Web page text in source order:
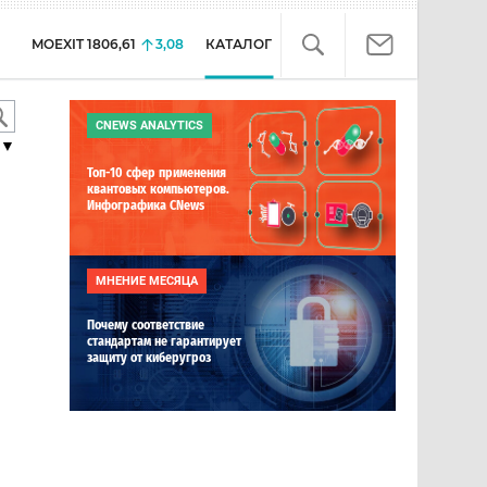
MOEXIT 1806,61 3,08 КАТАЛОГ
CNEWS ANALYTICS
Топ-10 сфер применения
квантовых компьютеров.
Инфографика CNews
МНЕНИЕ МЕСЯЦА
Почему соответствие
стандартам не гарантирует
защиту от киберугроз